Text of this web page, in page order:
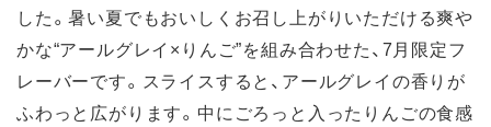
した。暑い夏でもおいしくお召し上がりいただける爽や
かな“アールグレイ×りんご”を組み合わせた、7月限定フ
レーバーです。スライスすると、アールグレイの香りが
ふわっと広がります。中にごろっと入ったりんごの食感